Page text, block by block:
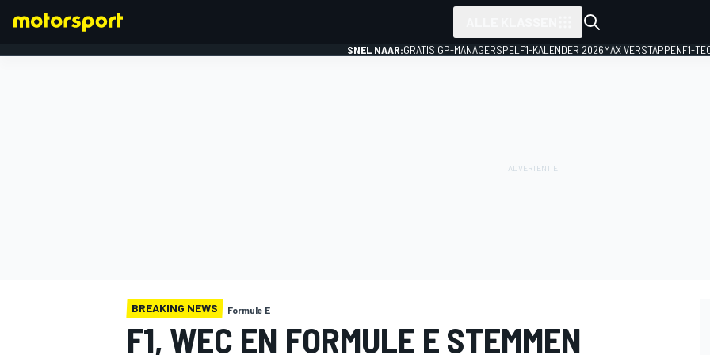
SNEL NAAR:GRATIS GP-MANAGERSPEL F1-KALENDER 2026MAX VERSTAPPENF1-
BREAKING NEWS Formule E
F1, WEC EN FORMULE E STEMMEN